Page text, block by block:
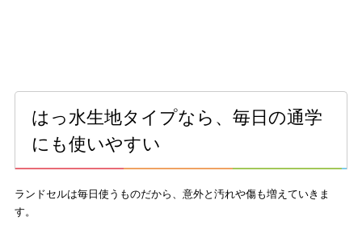
はっ水生地タイプなら、毎日の通学
にも使いやすい
ランドセルは毎日使うものだから、意外と汚れや傷も増えていきま
す。